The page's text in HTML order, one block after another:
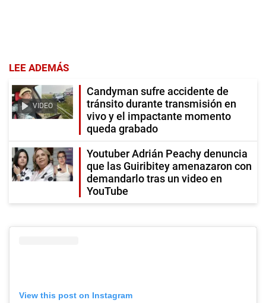
LEE ADEMÁS
VIDEO
Candyman sufre accidente de
tránsito durante transmisión en
vivo y el impactante momento
queda grabado
Youtuber Adrián Peachy denuncia
que las Guiribitey amenazaron con
demandarlo tras un video en
YouTube
View this post on Instagram